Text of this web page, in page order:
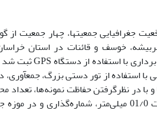
جغرافیایی جمعیت­ها، چهار جمعیت از
خوسف و قائنات در استان
در نظرگرفتن حفاظت نمونه‌ها،
از زیست‌سنجی توسط کولیس با دقت 01/0 میلی‌متر،